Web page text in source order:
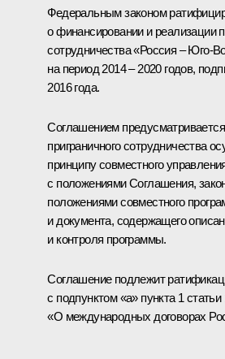
Федеральным законом
о финансировании и реализации
сотрудничества «Россия – Юго-
на период 2014 – 2020 годов,
2016 года.
Соглашением
приграничного сотрудничества
принципу совместного
с положениями Соглашения,
положениями совместного
и документа, содержащего
и контроля программы.
Соглашение подлежит
с подпунктом «а» пункта 1
«О международных договорах